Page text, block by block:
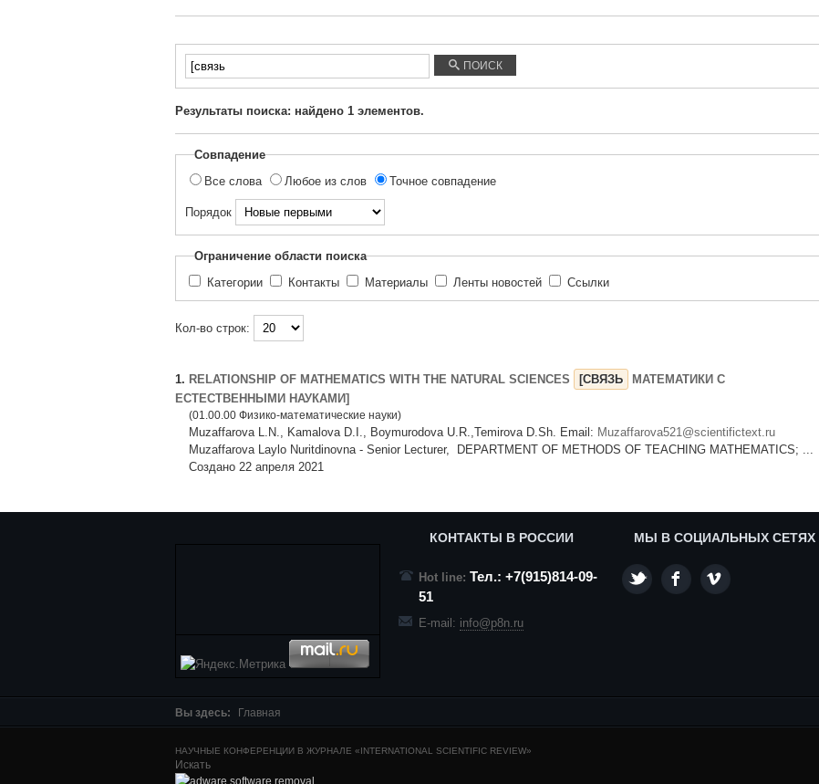
Введите
текст
поиска...
ПОИСК
Результаты поиска: найдено 1 элементов.
Совпадение
Все слова
Любое из слов Точное совпадение
Порядок
Ограничение области поиска
Категории
Контакты Материалы Ленты новостей Ссылки
Кол-во строк:
1. RELATIONSHIP OF MATHEMATICS WITH THE NATURAL SCIENCES [СВЯЗЬ
МАТЕМАТИКИ С
ЕСТЕСТВЕННЫМИ НАУКАМИ]
(01.00.00 Физико-математические науки)
Muzaffarova L.N., Kamalova D.I., Boymurodova U.R.,Temirova D.Sh. Email: Muzaffarova521@scientifictext.ru
Muzaffarova Laylo Nuritdinovna - Senior Lecturer, DEPARTMENT OF METHODS OF TEACHING MATHEMATICS; ...
Создано 22 апреля 2021
КОНТАКТЫ В РОССИИ
Hot line: Тел.: +7(915)814-09-
51
E-mail: info@p8n.ru
МЫ В СОЦИАЛЬНЫХ СЕТЯХ
Вы здесь: Главная
НАУЧНЫЕ КОНФЕРЕНЦИИ В ЖУРНАЛЕ «INTERNATIONAL SCIENTIFIC REVIEW»
Искать